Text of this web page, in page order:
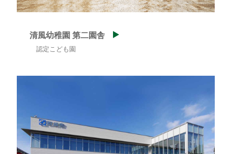
清風幼稚園 第二園舎
認定こども園